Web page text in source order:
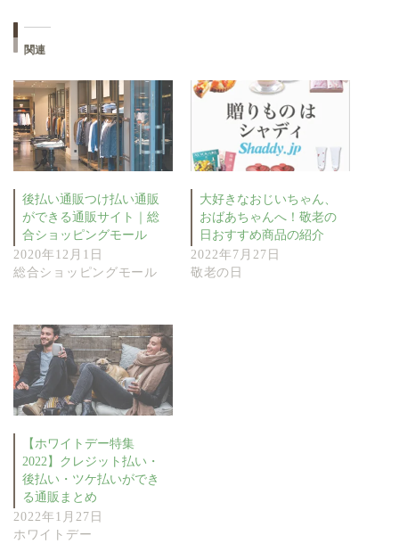
関連
後払い通販つけ払い通販
ができる通販サイト｜総
合ショッピングモール
2020年12月1日
総合ショッピングモール
大好きなおじいちゃん、
おばあちゃんへ！敬老の
日おすすめ商品の紹介
2022年7月27日
敬老の日
【ホワイトデー特集
2022】クレジット払い・
後払い・ツケ払いができ
る通販まとめ
2022年1月27日
ホワイトデー